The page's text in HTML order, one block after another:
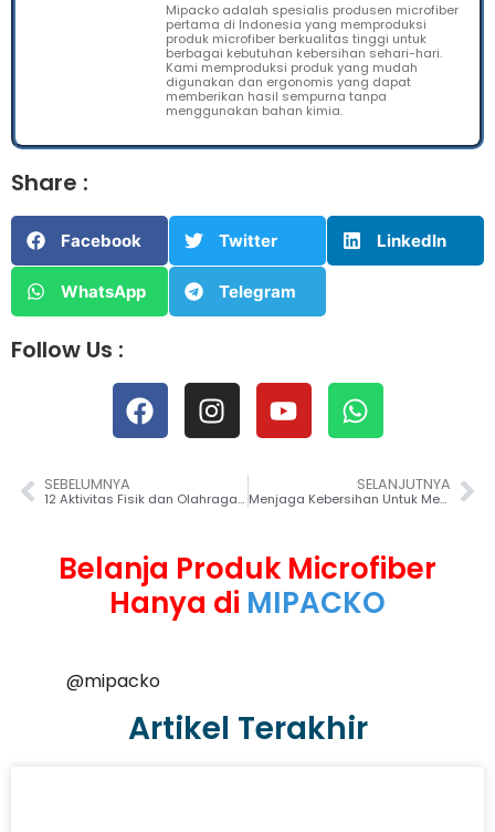
Mipacko adalah spesialis produsen microfiber
pertama di Indonesia yang memproduksi
produk microfiber berkualitas tinggi untuk
berbagai kebutuhan kebersihan sehari-hari.
Kami memproduksi produk yang mudah
digunakan dan ergonomis yang dapat
memberikan hasil sempurna tanpa
menggunakan bahan kimia.
Share :
Facebook Twitter LinkedIn
WhatsApp Telegram
Follow Us :
SEBELUMNYA
12 Aktivitas Fisik dan Olahraga Ringan di Rumah
SELANJUTNYA
Menjaga Kebersihan Untuk Mencegah Penyebaran Penyakit
Belanja Produk Microfiber
Hanya di MIPACKO
@mipacko
Artikel Terakhir